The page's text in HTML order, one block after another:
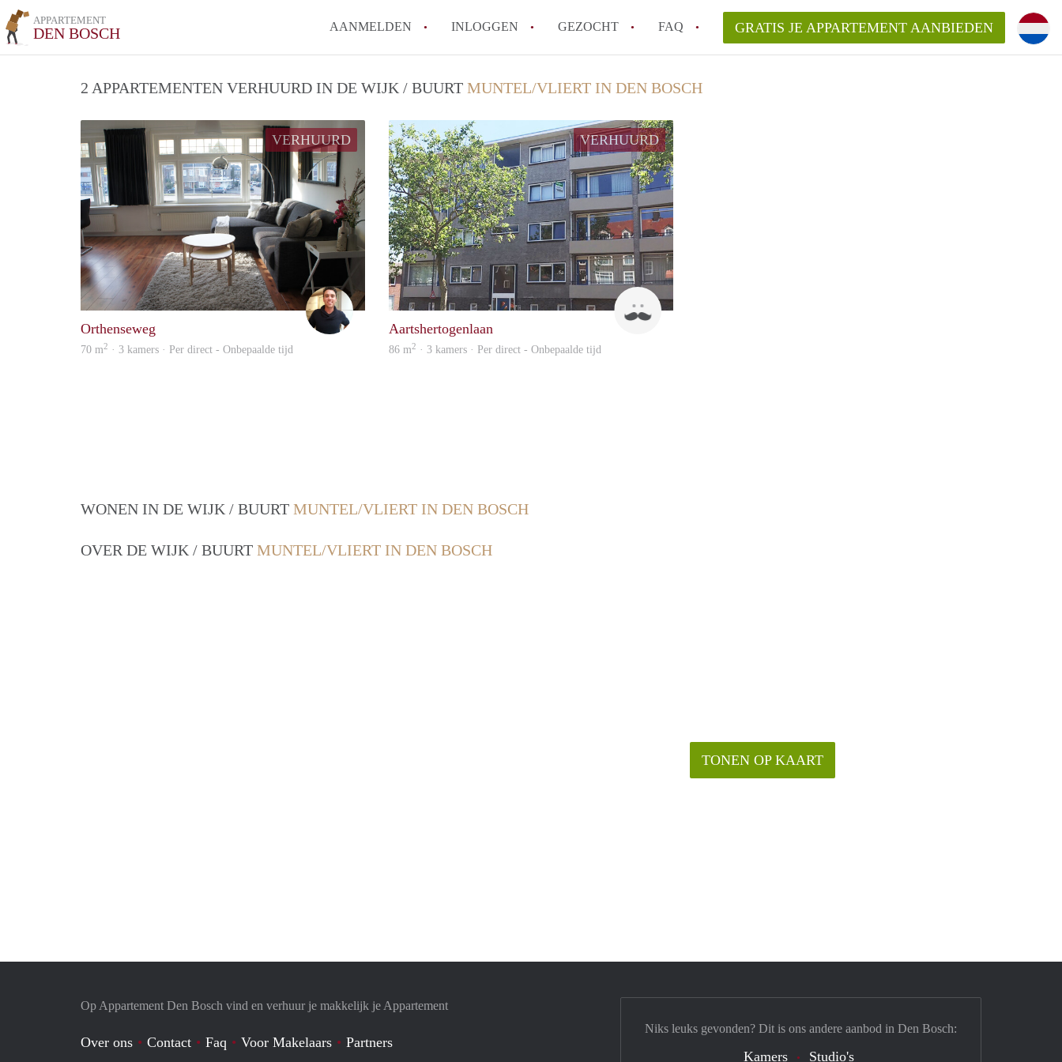
APPARTEMENT
DEN BOSCH AANMELDEN INLOGGEN GEZOCHT FAQ
Wat is AppartementDenBosch?
Hoeveel kost het om te reageren op een Appartement in Den Bosch?
Wat is de privacyverklaring van AppartementDenBosch?
Berekent AppartementDenBosch
makelaarsvergoeding/bemiddelingsvergoeding?
Alle veelgestelde vragen
GRATIS JE APPARTEMENT AANBIEDEN
2 APPARTEMENTEN VERHUURD IN DE WIJK / BUURT MUNTEL/VLIERT IN DEN BOSCH
VERHUURD
Joost
Orthenseweg
70 m2 · 3 kamers · Per direct - Onbepaalde tijd
VERHUURD
Aartshertogenlaan
86 m2 · 3 kamers · Per direct - Onbepaalde tijd
WONEN IN DE WIJK / BUURT MUNTEL/VLIERT IN DEN BOSCH
OVER DE WIJK / BUURT MUNTEL/VLIERT IN DEN BOSCH
TONEN OP KAART
Op Appartement Den Bosch vind en verhuur je makkelijk je Appartement
Over ons Contact Faq Voor Makelaars Partners
Niks leuks gevonden? Dit is ons andere aanbod in Den Bosch:
Kamers Studio's